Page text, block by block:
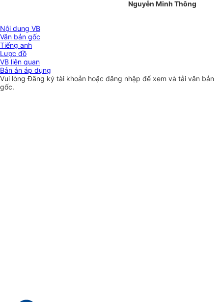
Nguyễn Minh Thông
Nội dung VB
Văn bản gốc
Tiếng anh
Lược đồ
VB liên quan
Bản án áp dụng
Vui lòngĐăng ký tài khoản hoặc đăng nhập để xem và tải văn bản
gốc.